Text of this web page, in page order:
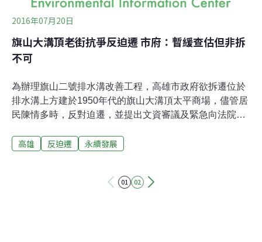
2016年07月20日
旗山大溝頂老街抗爭反迫遷 市府：暫緩查估但非拆
不可
為辦理旗山二號排水溝改善工程，高雄市政府欲拆遷位於
排水溝上方建於1950年代的旗山大溝頂太平商場，儘管居
民陳情多時，反對迫遷，並提出文資審議及緊急向法院提
將於7月19日起辦理拆除工程。18日晚間，來自全台的聲
控訴以人權城市自居的高雄市政府，卻以依法行政為藉口
高雄 反迫遷 永續發展
01 02